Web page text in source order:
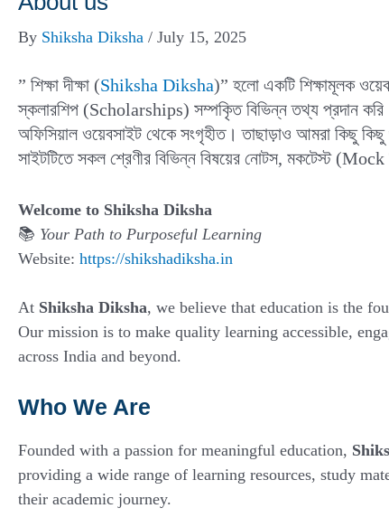
By Shiksha Diksha / July 15, 2025
” শিক্ষা দীক্ষা (Shiksha Diksha)” হলো একটি শিক্ষামূলক
স্কলারশিপ (Scholarships) সম্পকৃিত বিভিন্ন তথ্য প্রদান
অফিসিয়াল ওয়েবসাইট থেকে সংগৃহীত। তাছাড়াও আমরা কিছু
সাইটটিতে সকল শ্রেণীর বিভিন্ন বিষয়ের নোটস, মকটেস্ট
Welcome to Shiksha Diksha
📚 Your Path to Purposeful Learning
Website: https://shikshadiksha.in
At Shiksha Diksha, we believe that education is the
Our mission is to make quality learning accessible,
across India and beyond.
Who We Are
Founded with a passion for meaningful education,
providing a wide range of learning resources, study
their academic journey.